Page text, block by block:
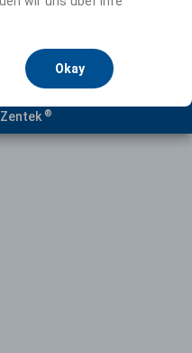
Impressum
®
Okay